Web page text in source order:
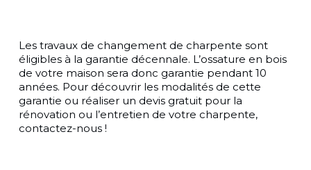
Les travaux de changement de charpente sont
éligibles à la garantie décennale. L’ossature en bois
de votre maison sera donc garantie pendant 10
années. Pour découvrir les modalités de cette
garantie ou réaliser un devis gratuit pour la
rénovation ou l’entretien de votre charpente,
contactez-nous !